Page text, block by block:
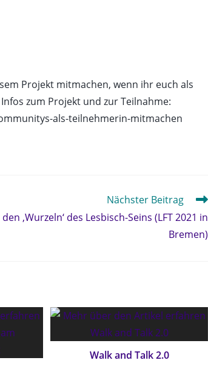
Projekt mitmachen, wenn ihr euch als
zum Projekt und zur Teilnahme:
als-teilnehmerin-mitmachen
Nächster Beitrag
‚Wurzeln‘ des Lesbisch-Seins (LFT 2021 in
Bremen)
Walk and Talk 2.0